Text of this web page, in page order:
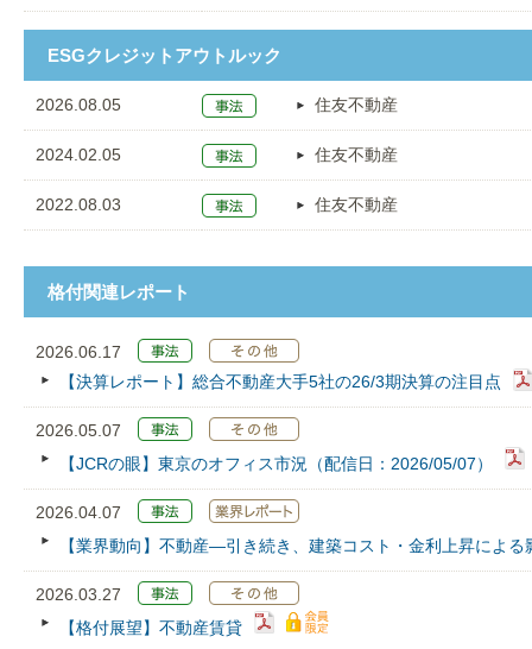
ESGクレジットアウトルック
2026.08.05 住友不動産
2024.02.05 住友不動産
2022.08.03 住友不動産
格付関連レポート
2026.06.17
【決算レポート】総合不動産大手5社の26/3期決算の注目点
2026.05.07
【JCRの眼】東京のオフィス市況（配信日：2026/05/07）
2026.04.07
【業界動向】不動産―引き続き、建築コスト・金利上昇によ
2026.03.27
【格付展望】不動産賃貸